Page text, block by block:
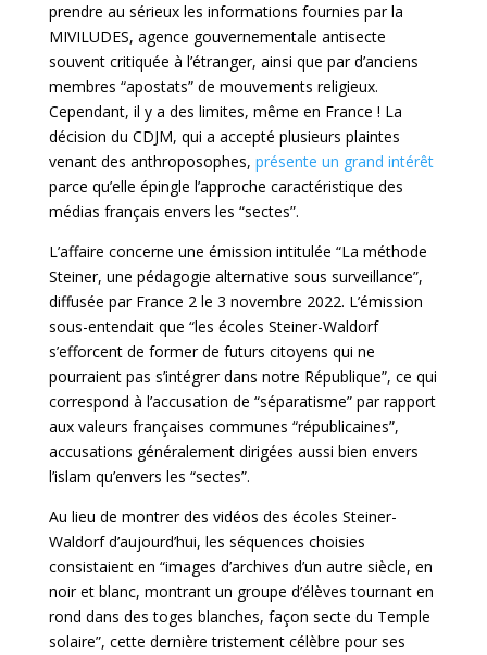
prendre au sérieux les informations fournies par la
MIVILUDES, agence gouvernementale antisecte
souvent critiquée à l’étranger, ainsi que par d’anciens
membres “apostats” de mouvements religieux.
Cependant, il y a des limites, même en France ! La
décision du CDJM, qui a accepté plusieurs plaintes
venant des anthroposophes, présente un grand intérêt
parce qu’elle épingle l’approche caractéristique des
médias français envers les “sectes”.
L’affaire concerne une émission intitulée “La méthode
Steiner, une pédagogie alternative sous surveillance”,
diffusée par France 2 le 3 novembre 2022. L’émission
sous-entendait que “les écoles Steiner-Waldorf
s’efforcent de former de futurs citoyens qui ne
pourraient pas s’intégrer dans notre République”, ce qui
correspond à l’accusation de “séparatisme” par rapport
aux valeurs françaises communes “républicaines”,
accusations généralement dirigées aussi bien envers
l’islam qu’envers les “sectes”.
Au lieu de montrer des vidéos des écoles Steiner-
Waldorf d’aujourd’hui, les séquences choisies
consistaient en “images d’archives d’un autre siècle, en
noir et blanc, montrant un groupe d’élèves tournant en
rond dans des toges blanches, façon secte du Temple
solaire”, cette dernière tristement célèbre pour ses